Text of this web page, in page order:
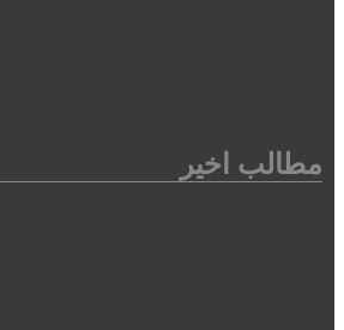
مطالب اخیر